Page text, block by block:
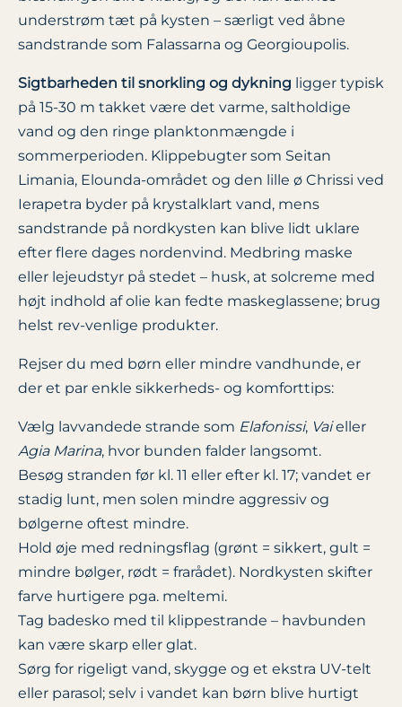
understrøm tæt på kysten – særligt ved åbne
sandstrande som Falassarna og Georgioupolis.
Sigtbarheden til snorkling og dykning ligger typisk
på 15-30 m takket være det varme, saltholdige
vand og den ringe planktonmængde i
sommerperioden. Klippebugter som Seitan
Limania, Elounda-området og den lille ø Chrissi ved
Ierapetra byder på krystalklart vand, mens
sandstrande på nordkysten kan blive lidt uklare
efter flere dages nordenvind. Medbring maske
eller lejeudstyr på stedet – husk, at solcreme med
højt indhold af olie kan fedte maskeglassene; brug
helst rev-venlige produkter.
Rejser du med børn eller mindre vandhunde, er
der et par enkle sikkerheds- og komforttips:
Vælg lavvandede strande som Elafonissi, Vaieller
Agia Marina, hvor bunden falder langsomt.
Besøg stranden før kl. 11 eller efter kl. 17; vandet er
stadig lunt, men solen mindre aggressiv og
bølgerne oftest mindre.
Hold øje med redningsflag (grønt = sikkert, gult =
mindre bølger, rødt = frarådet). Nordkysten skifter
farve hurtigere pga. meltemi.
Tag badesko med til klippestrande – havbunden
kan være skarp eller glat.
Sørg for rigeligt vand, skygge og et ekstra UV-telt
eller parasol; selv i vandet kan børn blive hurtigt